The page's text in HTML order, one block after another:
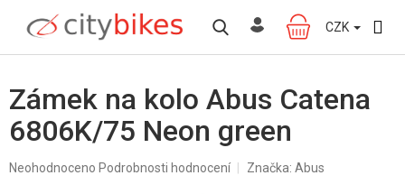
obsah
NÁKUPNÍ
KOŠÍK
CZK
Zámek na kolo Abus Catena
6806K/75 Neon green
Průměrné
Neohodnoceno Podrobnosti hodnocení Značka: Abus